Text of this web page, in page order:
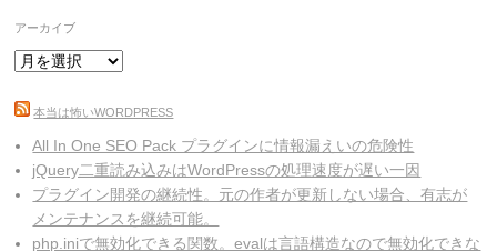
アーカイブ
本当は怖いWORDPRESS
All In One SEO Pack プラグインに情報漏えいの危険性
jQuery二重読み込みはWordPressの処理速度が遅い一因
プラグイン開発の継続性。元の作者が更新しない場合、有志が
メンテナンスを継続可能。
php.iniで無効化できる関数。evalは言語構造なので無効化できな